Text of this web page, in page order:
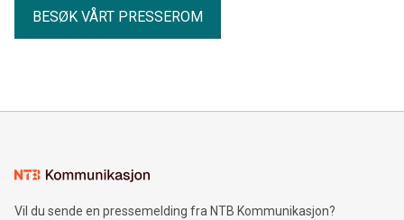
BESØK VÅRT PRESSEROM
Vil du sende en pressemelding fra NTB Kommunikasjon?